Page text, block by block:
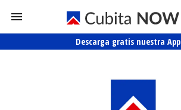
Descarga gratis nuestra App